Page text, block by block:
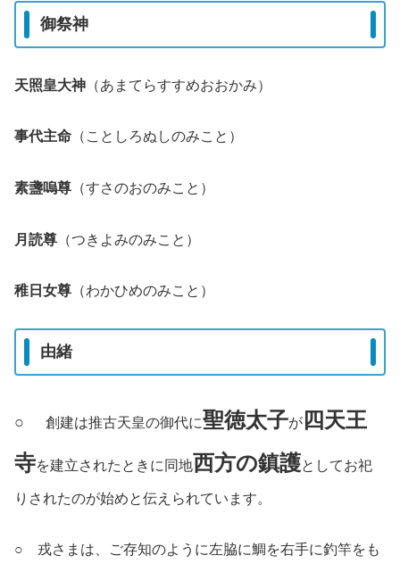
御祭神
天照皇大神 （あまてらすすめおおかみ）
事代主命 （ことしろぬしのみこと）
素盞嗚尊 （すさのおのみこと）
月読尊 （つきよみのみこと）
稚日女尊 （わかひめのみこと）
由緒
○ 創建は推古天皇の御代に聖徳太子が 四天王
寺を建立されたときに同地西方の鎮護としてお祀
りされたのが始めと伝えられています。
○ 戎さまは、ご存知のように左脇に鯛を右手に釣竿をも